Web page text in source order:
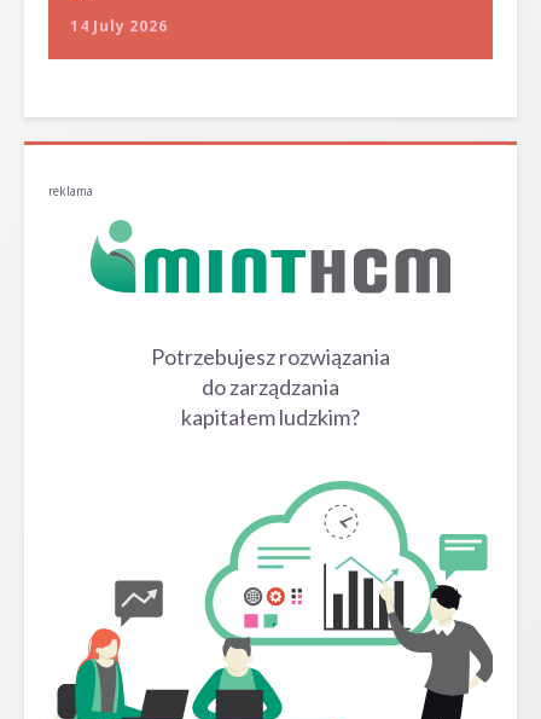
14 July 2026
reklama
Potrzebujesz rozwiązania
do zarządzania
kapitałem ludzkim?